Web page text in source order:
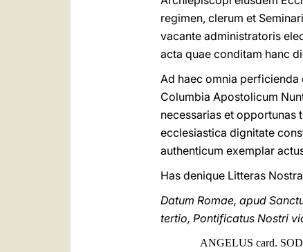
regimen, clerum et
vacante administratoris
acta quae conditam hanc
Ad haec omnia perficienda
Columbia Apostolicum
necessarias et opportunas
ecclesiastica dignitate
authenticum exemplar
Has denique Litteras
Datum Romae, apud
tertio, Pontificatus Nostri
ANGELUS card.